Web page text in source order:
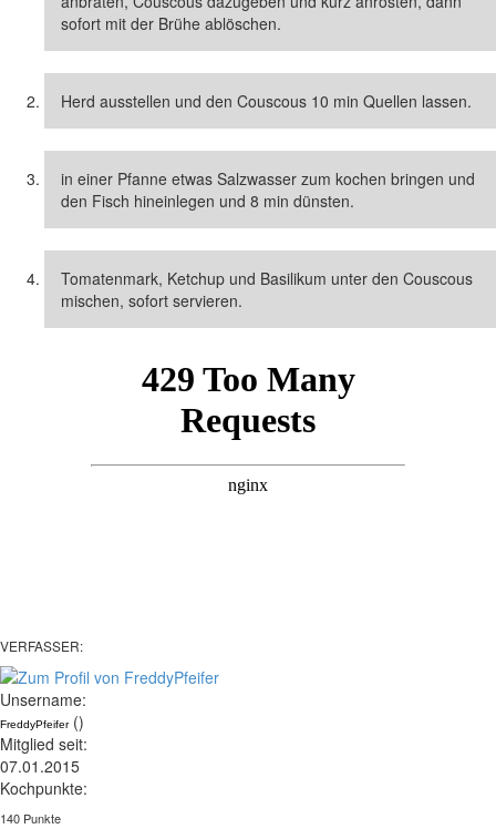
sofort mit der Brühe ablöschen.
Herd ausstellen und den Couscous 10 min Quellen lassen.
in einer Pfanne etwas Salzwasser zum kochen bringen und
den Fisch hineinlegen und 8 min dünsten.
Tomatenmark, Ketchup und Basilikum unter den Couscous
mischen, sofort servieren.
VERFASSER:
Unsername:
FreddyPfeifer()
Mitglied seit:
07.01.2015
Kochpunkte:
140 Punkte